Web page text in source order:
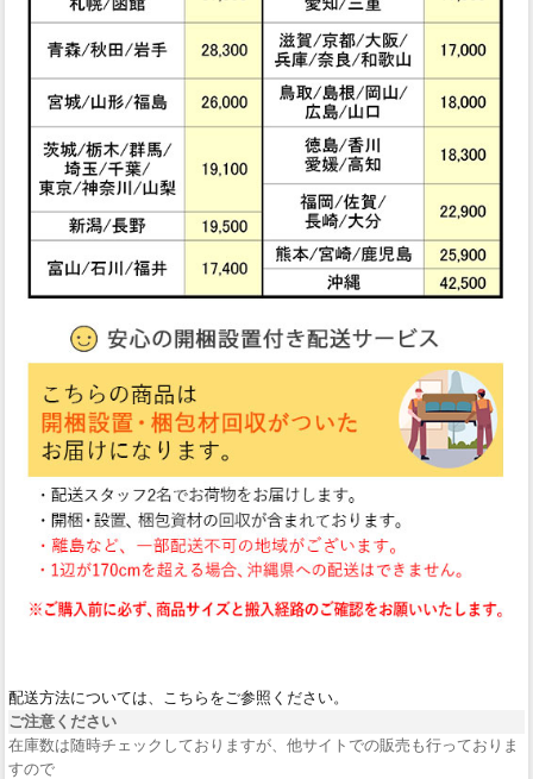
配送方法については、こちらをご参照ください。
ご注意ください
在庫数は随時チェックしておりますが、他サイトでの販売も行っておりま
すので